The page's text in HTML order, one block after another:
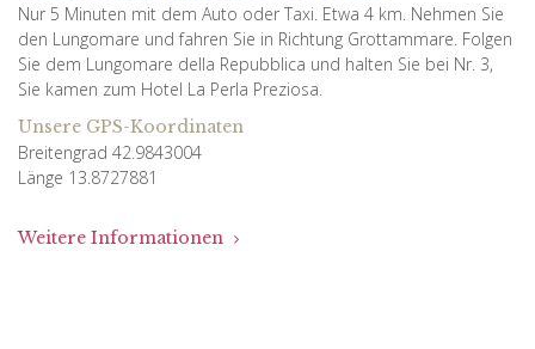
Nur 5 Minuten mit dem Auto oder Taxi. Etwa 4 km. Nehmen Sie
den Lungomare und fahren Sie in Richtung Grottammare. Folgen
Sie dem Lungomare della Repubblica und halten Sie bei Nr. 3,
Sie kamen zum Hotel La Perla Preziosa.
Unsere GPS-Koordinaten
Breitengrad 42.9843004
Länge 13.8727881
Weitere Informationen